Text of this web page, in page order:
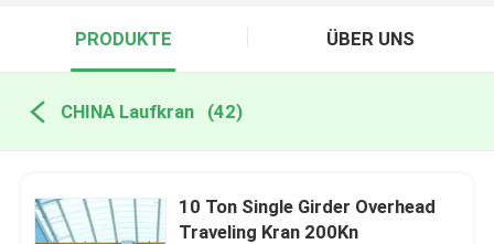
PRODUKTE ÜBER UNS
CHINA Laufkran (42)
10 Ton Single Girder Overhead
Traveling Kran 200Kn